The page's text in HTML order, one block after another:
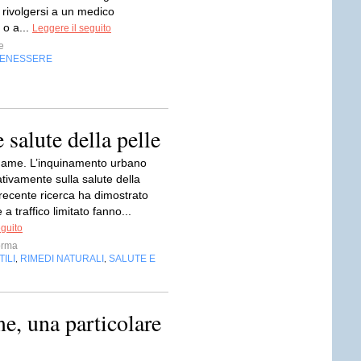
a un medico
a...
Leggere il seguito
salute della pelle
L’inquinamento urbano
sulla salute della
ricerca ha dimostrato
a traffico limitato fanno...
RIMEDI NATURALI SALUTE E
una particolare